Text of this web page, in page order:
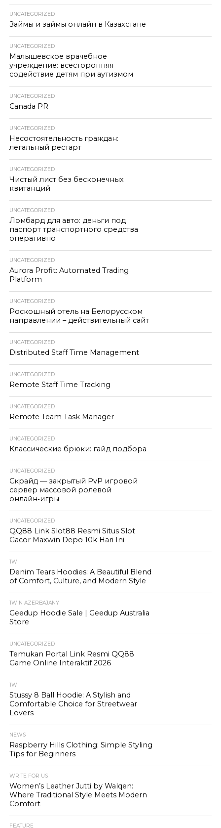
UNCATEGORIZED
Займы и займы онлайн в Казахстане
UNCATEGORIZED
Малышевское врачебное
учреждение: всесторонняя
содействие детям при аутизмом
UNCATEGORIZED
Canada PR
UNCATEGORIZED
Несостоятельность граждан:
легальный рестарт
UNCATEGORIZED
Чистый лист без бесконечных
квитанций
UNCATEGORIZED
Ломбард для авто: деньги под
паспорт транспортного средства
оперативно
UNCATEGORIZED
Aurora Profit: Automated Trading
Platform
UNCATEGORIZED
Роскошный отель на Белорусском
направлении – действительный сайт
UNCATEGORIZED
Distributed Staff Time Management
UNCATEGORIZED
Remote Staff Time Tracking
UNCATEGORIZED
Remote Team Task Manager
UNCATEGORIZED
Классические брюки: гайд подбора
UNCATEGORIZED
Скрайд — закрытый PvP игровой
сервер массовой ролевой
онлайн‑игры
UNCATEGORIZED
QQ88 Link Slot88 Resmi Situs Slot
Gacor Maxwin Depo 10k Hari Ini
1W
Denim Tears Hoodies: A Beautiful Blend
of Comfort, Culture, and Modern Style
1WIN AZERBAJANY
Geedup Hoodie Sale | Geedup Australia
Store
UNCATEGORIZED
Temukan Portal Link Resmi QQ88
Game Online Interaktif 2026
1W
Stussy 8 Ball Hoodie: A Stylish and
Comfortable Choice for Streetwear
Lovers
NEWS
Raspberry Hills Clothing: Simple Styling
Tips for Beginners
WRITE FOR US
Women’s Leather Jutti by Walqen:
Where Traditional Style Meets Modern
Comfort
FEATURE